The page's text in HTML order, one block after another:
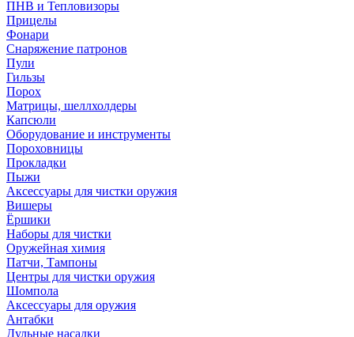
ПНВ и Тепловизоры
Прицелы
Фонари
Снаряжение патронов
Пули
Гильзы
Порох
Матрицы, шеллхолдеры
Капсюли
Оборудование и инструменты
Пороховницы
Прокладки
Пыжи
Аксессуары для чистки оружия
Вишеры
Ёршики
Наборы для чистки
Оружейная химия
Патчи, Тампоны
Центры для чистки оружия
Шомпола
Аксессуары для оружия
Антабки
Дульные насадки